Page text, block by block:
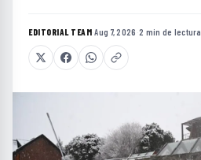
EDITORIAL TEAM·Aug 7, 2026 ·2 min de lectura